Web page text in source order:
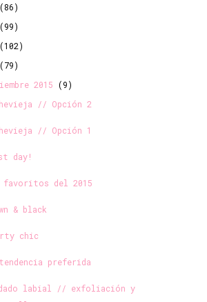
(86)
(99)
(102)
(79)
2015 (9)
// Opción 2
// Opción 1
day!
favoritos del 2015
& black
chic
preferida
labial // exfoliación y